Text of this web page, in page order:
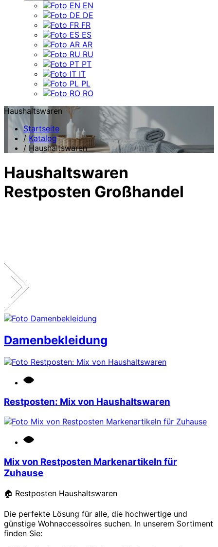
EN
DE
FR
ES
AR
RU
PT
IT
PL
RO
Haushaltswaren
Startseite
/ Katalog
/ Haushaltswaren
Haushaltswaren
Restposten Großhandel
Damenbekleidung
Restposten: Mix von Haushaltswaren
Mix von Restposten Markenartikeln für
Zuhause
🏠 Restposten Haushaltswaren
Die perfekte Lösung für alle, die hochwertige und
günstige Wohnaccessoires suchen. In unserem Sortiment
finden Sie: